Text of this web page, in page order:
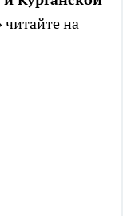
читайте на